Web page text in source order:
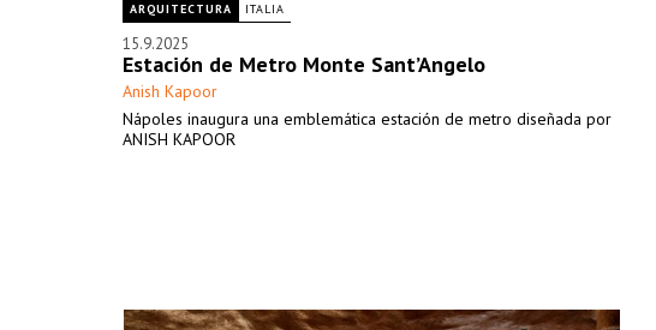
ARQUITECTURA ITALIA
15.9.2025
Estación de Metro Monte Sant’Angelo
Anish Kapoor
Nápoles inaugura una emblemática estación de metro diseñada por
ANISH KAPOOR